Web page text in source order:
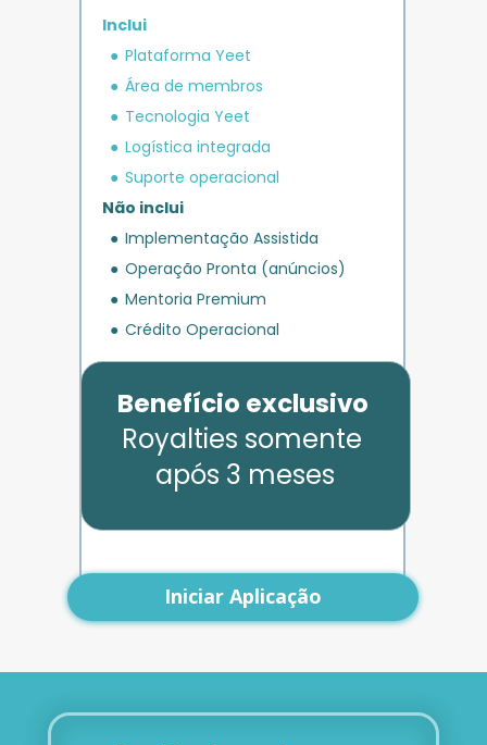
PLANO
IMPULSO
Parcele em até
12x de R$ 1.666,67
Inclui
Plataforma Yeet
Área de membros
Tecnologia Yeet
Logística integrada
Suporte operacional
Não inclui
Implementação Assistida
Operação Pronta (anúncios)
Mentoria Premium
Crédito Operacional
Bônus exclusivo
+ R$ 5.000
Yeet
Benefício exclusivo
Iniciar Aplicação
Royalties somente
após 3 meses
Benefício exclusivo